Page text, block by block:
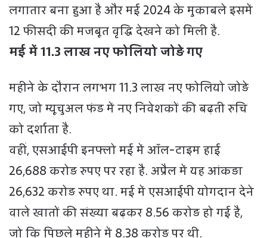
लगातार बना हुआ है और मई 2024 के मुकाबले इसमें
12 फीसदी की मजबूत वृद्धि देखने को मिली है.
मई में 11.3 लाख नए फोलियो जोड़े गए
महीने के दौरान लगभग 11.3 लाख नए फोलियो जोड़े
गए, जो म्यूचुअल फंड में नए निवेशकों की बढ़ती रुचि
को दर्शाता है.
वहीं, एसआईपी इनफ्लो मई में ऑल-टाइम हाई
26,688 करोड़ रुपए पर रहा है. अप्रैल में यह आंकड़ा
26,632 करोड़ रुपए था. मई में एसआईपी योगदान देने
वाले खातों की संख्या बढ़कर 8.56 करोड़ हो गई है,
जो कि पिछले महीने में 8.38 करोड़ पर थी.